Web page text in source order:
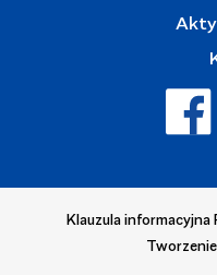
Klauzula informacyjna